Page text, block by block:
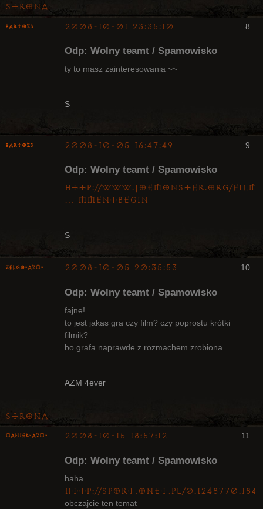
Strona
8
bartozs 2008-10-01 23:35:10
Odp: Wolny teamt / Spamowisko
ty to masz zainteresowania ~~
S
9
bartozs 2008-10-05 16:47:49
Odp: Wolny teamt / Spamowisko
http://www.joemonster.org/
… mmentBegin
S
10
ZelgO-AZM- 2008-10-05 20:35:53
Odp: Wolny teamt / Spamowisko
fajne!
to jest jakas gra czy film? czy poprostu krótki
filmik?
bo grafa naprawde z rozmachem zrobiona
AZM 4ever
Strona
11
Maniek-AZM- 2008-10-15 18:57:12
Odp: Wolny teamt / Spamowisko
haha
http://sport.onet.pl/
obczajcie ten temat